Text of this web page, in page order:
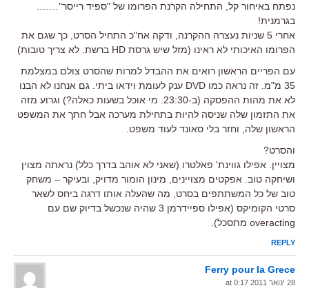
נפתח באיחור קל, התחילה הקרנת הפרומו של "ספיד רייסר"…….
בגרמנית!
אחרי 5 שניות נעצרה ההקרנה, ודקה אח"כ התחיל הסרט, כך שגם את
הפרומו האיכותי לא ראינו (מזל שיש גרסת HD ברשת. לא צריך טובות)
עם הפריים הראשון רואים את ההבדל למרות שהסרט צולם במצלמת
35 מ"מ. זה נראה כמו DVD ענק לעומת וידאו ביתי. גם אנחנו לא הבנו
לא את מהות ההפסקה (ב-23:30. מי אוכל בשעות כאלה?) וגרוע מזה
את התזמון שלה שניסה להיות בתחילת מערכה אבל חתך את המשפט
הראשון שלה, וחזר בלי סאונד לעוד משפט.
והסרט?
מצויין. אפילו גווינת' פאלטרו (שאני לא אוהב בדרך כלל) נראתה מצוין
ושיחקה טוב. אפקטים מצויינים, מינון הומור מדויק, ובעיקר – משחק
טוב של כל המשתתפים בסרט, מה שהעלה אותו דרגה ביחס לשאר
סרטי הקומיקס (אפילו ספיידרמן 3 שהיה שנכשל בדיוק שם עם
overacting מתסכל).
REPLY
Ferry pour la Grece
28 ינואר 2011 at 0:17